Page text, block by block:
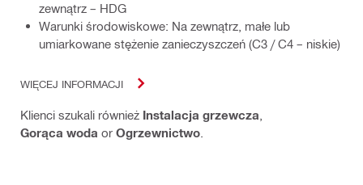
zewnątrz – HDG
Warunki środowiskowe: Na zewnątrz, małe lub
umiarkowane stężenie zanieczyszczeń (C3 / C4 – niskie)
WIĘCEJ INFORMACJI
Klienci szukali również Instalacja grzewcza
Gorąca woda or Ogrzewnictwo